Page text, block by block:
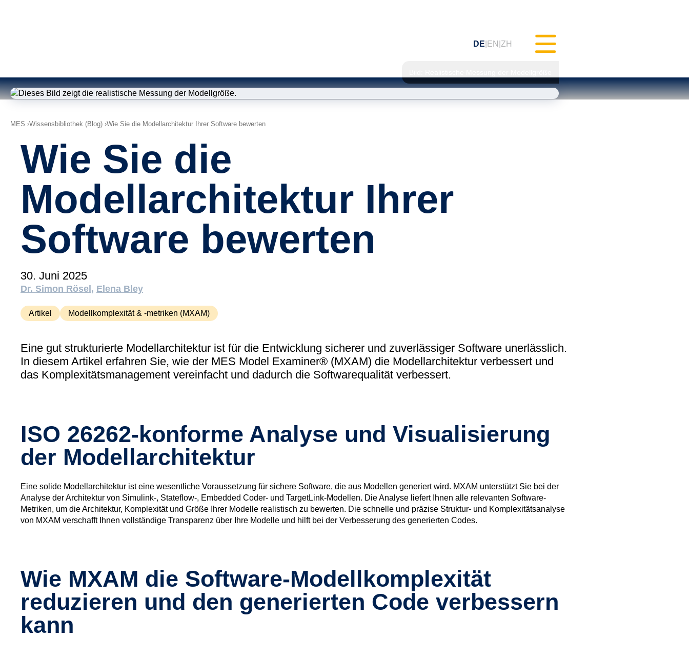
DE EN ZH
ISO 26262 Compliance
(Prozessberatung)
Karriere
Kontakt
Wie Sie die
Modellarchitektur Ihrer
Software bewerten
30. Juni 2025
Dr. Simon Rösel Elena Bley
Artikel Modellkomplexität & -metriken (MXAM)
Eine gut strukturierte Modellarchitektur ist für die Entwicklung sicherer und zuverlässiger Software unerlässlich.
In diesem Artikel erfahren Sie, wie der MES Model Examiner® (MXAM) die Modellarchitektur verbessert und
das Komplexitätsmanagement vereinfacht und dadurch die Softwarequalität verbessert.
ISO 26262-konforme Analyse und Visualisierung
der Modellarchitektur
Eine solide Modellarchitektur ist eine wesentliche Voraussetzung für sichere Software, die aus Modellen generiert wird. MXAM unterstützt Sie bei der
Analyse der Architektur von Simulink-, Stateflow-, Embedded Coder- und TargetLink-Modellen. Die Analyse liefert Ihnen alle relevanten Software-
Metriken, um die Architektur, Komplexität und Größe Ihrer Modelle realistisch zu bewerten. Die schnelle und präzise Struktur- und Komplexitätsanalyse
von MXAM verschafft Ihnen vollständige Transparenz über Ihre Modelle und hilft bei der Verbesserung des generierten Codes.
Wie MXAM die Software-Modellkomplexität
reduzieren und den generierten Code verbessern
kann
MES Wissensbibliothek (Blog) Wie Sie die Modellarchitektur Ihrer Software bewerten